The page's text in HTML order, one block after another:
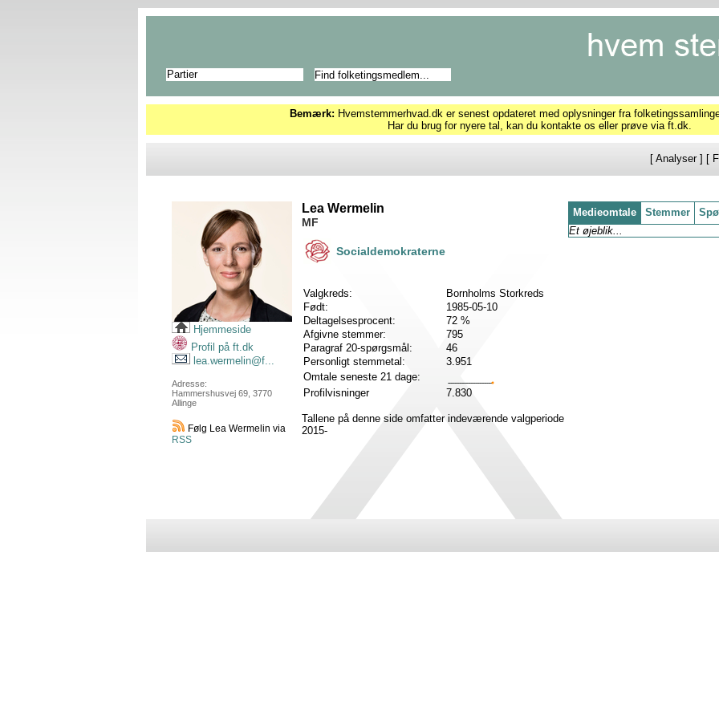
Partier
Bemærk: Hvemstemmerhvad.dk er senest opdateret med oplysninger fra
Har du brug for nyere tal, kan du kontakte os eller prøve via ft.dk.
[ Analyser] [
Hjemmeside
Profil på ft.dk
lea.wermelin@f...
Adresse:
Hammershusvej 69, 3770
Allinge
Følg Lea Wermelin via
RSS
Lea Wermelin
MF
Socialdemokraterne
Valgkreds:
Bornholms Storkreds
Født:
1985-05-10
Deltagelsesprocent:
72 %
Afgivne stemmer:
795
Paragraf 20-spørgsmål:
46
Personligt stemmetal:
3.951
Omtale seneste 21 dage:
Profilvisninger
7.830
Tallene på denne side omfatter indeværende valgperiode
2015-
Medieomtale Stemmer
Et øjeblik...